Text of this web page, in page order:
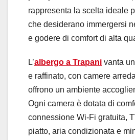
rappresenta la scelta ideale
che desiderano immergersi
e godere di comfort di alta
L’albergo a Trapani vanta
e raffinato, con camere
offrono un ambiente
Ogni camera è dotata di
connessione Wi-Fi gratuita,
piatto, aria condizionata e